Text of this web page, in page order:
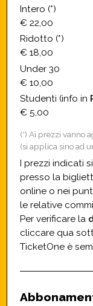
Intero (*)
€ 22,00
Ridotto (*)
€ 18,00
Under 30
€ 10,00
Studenti (info in
€ 5,00
(*) Ai prezzi vanno
(si applica sino ad
I prezzi indicati
presso la
online o nei
le relative
Per verificare la
cliccare qua
TicketOne è